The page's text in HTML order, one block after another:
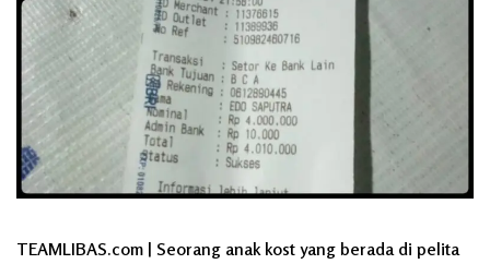
TEAMLIBAS.com | Seorang anak kost yang berada di pelita